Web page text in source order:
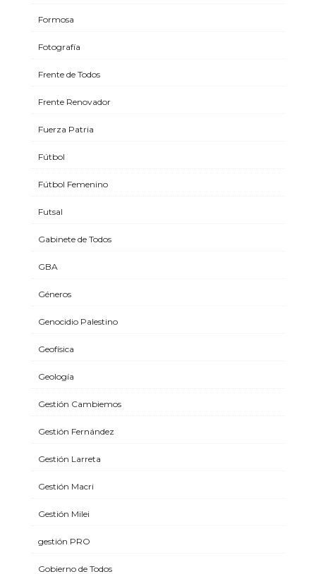
Formosa
Fotografía
Frente de Todos
Frente Renovador
Fuerza Patria
Fútbol
Fútbol Femenino
Futsal
Gabinete de Todos
GBA
Géneros
Genocidio Palestino
Geofísica
Geología
Gestión Cambiemos
Gestión Fernández
Gestión Larreta
Gestión Macri
Gestión Milei
gestión PRO
Gobierno de Todos